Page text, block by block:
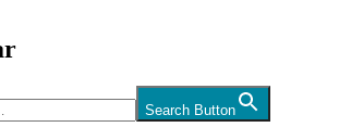
Search Button